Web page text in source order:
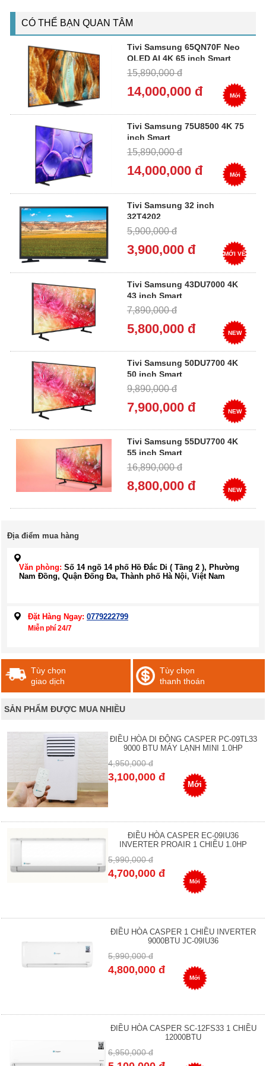
CÓ THỂ BẠN QUAN TÂM
Tivi Samsung 65QN70F Neo
QLED AI 4K 65 inch Smart
15,890,000 đ
14,000,000 đ Mới
Tivi Samsung 75U8500 4K 75
inch Smart
15,890,000 đ
14,000,000 đ Mới
Tivi Samsung 32 inch
32T4202
5,900,000 đ
3,900,000 đ MỚI VỀ
Tivi Samsung 43DU7000 4K
43 inch Smart
7,890,000 đ
5,800,000 đ NEW
Tivi Samsung 50DU7700 4K
50 inch Smart
9,890,000 đ
7,900,000 đ NEW
Tivi Samsung 55DU7700 4K
55 inch Smart
16,890,000 đ
8,800,000 đ NEW
Địa điểm mua hàng
Văn phòng: Số 14 ngõ 14 phố Hồ Đắc Di ( Tầng 2 ), Phường
Nam Đồng, Quận Đống Đa, Thành phố Hà Nội, Việt Nam
Đặt Hàng Ngay: 0779222799
Miễn phí 24/7
Tùy chọn
giao dịch
Tùy chọn
thanh thoán
SẢN PHẨM ĐƯỢC MUA NHIỀU
ĐIỀU HÒA DI ĐỘNG CASPER PC-09TL33
9000 BTU MÁY LẠNH MINI 1.0HP
4,950,000 đ
3,100,000 đ
Mới
ĐIỀU HÒA CASPER EC-09IU36
INVERTER PROAIR 1 CHIỀU 1.0HP
5,990,000 đ
4,700,000 đ
Mới
ĐIỀU HÒA CASPER 1 CHIỀU INVERTER
9000BTU JC-09IU36
5,990,000 đ
4,800,000 đ
Mới
ĐIỀU HÒA CASPER SC-12FS33 1 CHIỀU
12000BTU
6,950,000 đ